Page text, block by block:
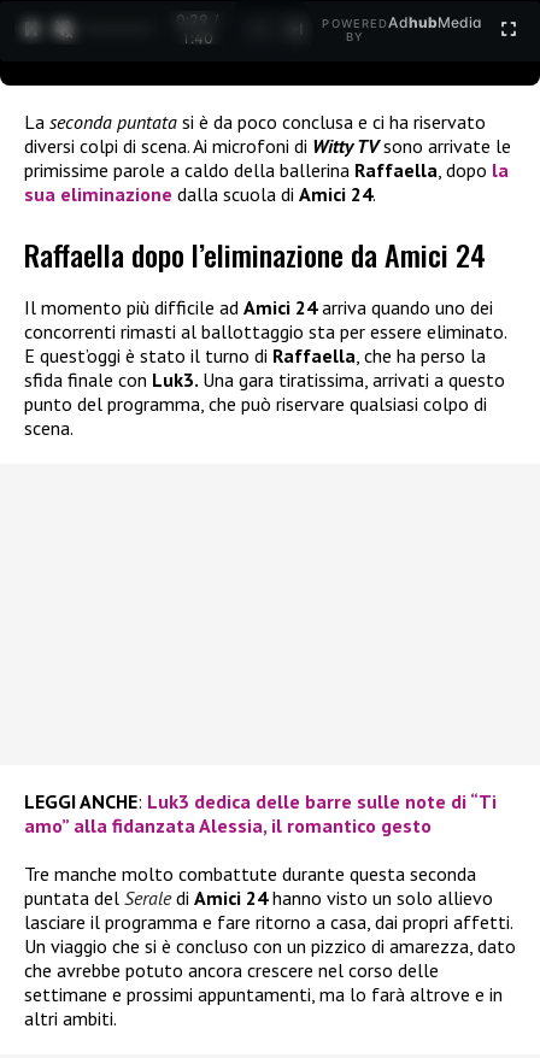
0:30 /
1:40
POWERED
BY
AdhubMedia
La seconda puntata si è da poco conclusa e ci ha riservato
diversi colpi di scena. Ai microfoni di Witty TVsono arrivate le
primissime parole a caldo della ballerina Raffaella , dopo la
sua eliminazione dalla scuola di Amici 24.
Raffaella dopo l’eliminazione da Amici 24
Il momento più difficile ad Amici 24arriva quando uno dei
concorrenti rimasti al ballottaggio sta per essere eliminato.
E quest’oggi è stato il turno di Raffaella, che ha perso la
sfida finale con Luk3. Una gara tiratissima, arrivati a questo
punto del programma, che può riservare qualsiasi colpo di
scena.
LEGGI ANCHE: Luk3 dedica delle barre sulle note di “Ti
amo” alla fidanzata Alessia, il romantico gesto
Tre manche molto combattute durante questa seconda
puntata del Seraledi Amici 24hanno visto un solo allievo
lasciare il programma e fare ritorno a casa, dai propri affetti.
Un viaggio che si è concluso con un pizzico di amarezza, dato
che avrebbe potuto ancora crescere nel corso delle
settimane e prossimi appuntamenti, ma lo farà altrove e in
altri ambiti.